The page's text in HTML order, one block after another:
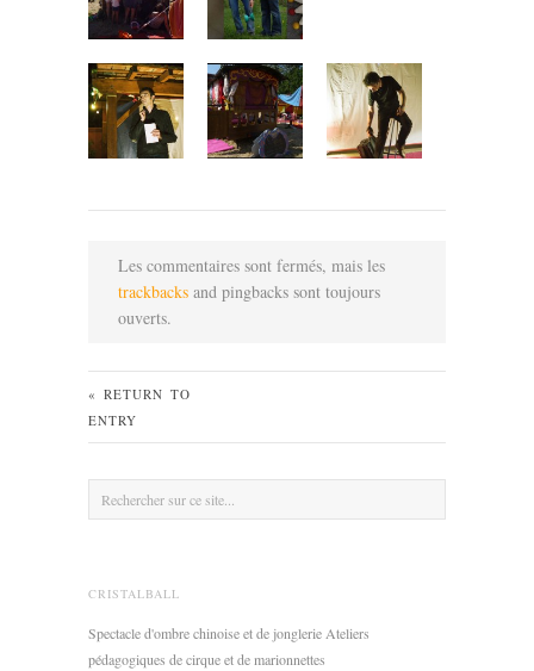
Les commentaires sont fermés, mais les
trackbacks and pingbacks sont toujours
ouverts.
« RETURN TO
ENTRY
CRISTALBALL
Spectacle d'ombre chinoise et de jonglerie Ateliers
pédagogiques de cirque et de marionnettes